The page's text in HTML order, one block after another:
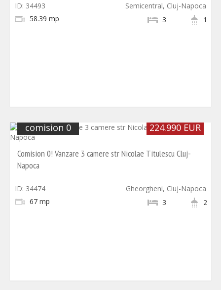
ID: 34493
Semicentral, Cluj-Napoca
1
3
58.39 mp
224.990 EUR
comision 0
Comision 0! Vanzare 3 camere str Nicolae Titulescu Cluj-
Napoca
ID: 34474
Gheorgheni, Cluj-Napoca
2
3
67 mp